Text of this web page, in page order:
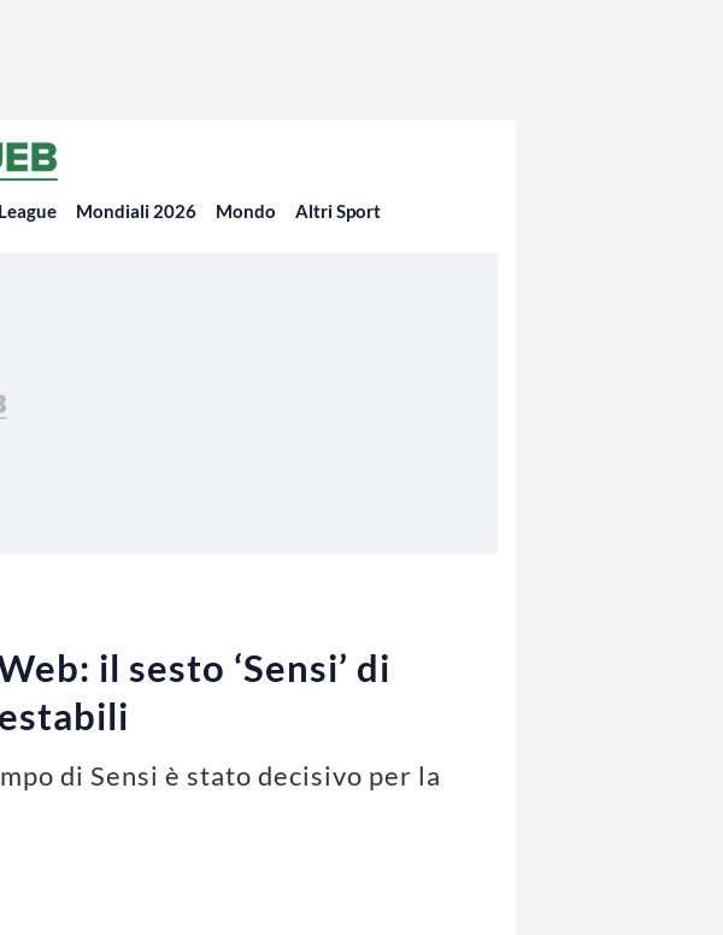
Mondiali 2026 Mondo Altri Sport
il sesto ‘Sensi’ di
di Sensi è stato decisivo per la